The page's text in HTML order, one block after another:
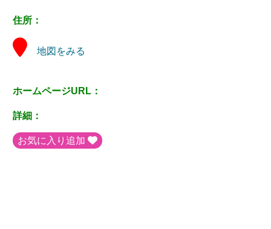
住所：
地図をみる
ホームページURL：
詳細：
お気に入り追加